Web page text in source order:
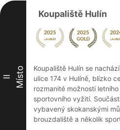
II Místo
Koupaliště Hulín
Koupaliště Hulín se
ulice 174 v Hulíně, blízko
rozmanité možnosti
sportovního vyžití.
vybavený skokanskými
brouzdaliště a několik